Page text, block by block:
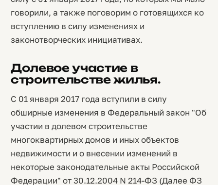
говорили, а также поговорим о готовящихся ко
вступлению в силу изменениях и
законотворческих инициативах.
Долевое участие в
строительстве жилья.
С 01 января 2017 года вступили в силу
обширные изменения в Федеральный закон "Об
участии в долевом строительстве
многоквартирных домов и иных объектов
недвижимости и о внесении изменений в
некоторые законодательные акты Российской
Федерации" от 30.12.2004 N 214-ФЗ (Далее ФЗ